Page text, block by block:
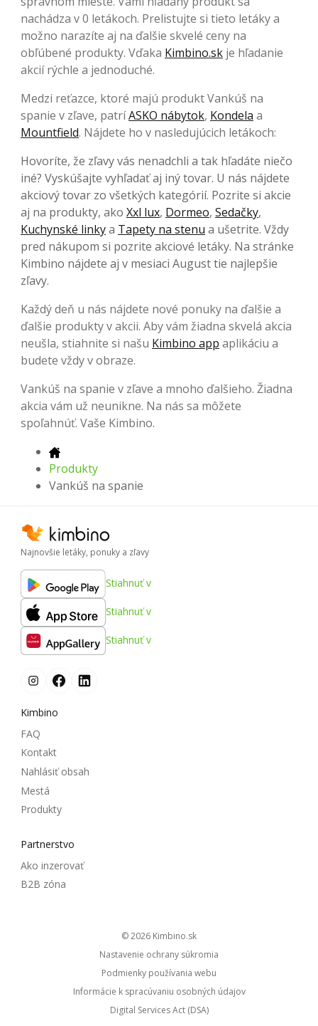
nachádza v 0 letákoch. Prelistujte si tieto letáky a
možno narazíte aj na ďalšie skvelé ceny na
obľúbené produkty. Vďaka Kimbino.sk je hľadanie
akcií rýchle a jednoduché.
Medzi reťazce, ktoré majú produkt Vankúš na
spanie v zľave, patríASKO nábytok, Kondela a
Mountfield. Nájdete ho v nasledujúcich letákoch:
Hovoríte, že zľavy vás nenadchli a tak hľadáte niečo
iné? Vyskúšajte vyhľadať aj iný tovar. U nás nájdete
akciový tovar zo všetkých kategórií. Pozrite si akcie
aj na produkty, ako Xxl lux, Dormeo, Sedačky,
Kuchynské linkya Tapety na stenu a ušetrite. Vždy
pred nákupom si pozrite akciové letáky. Na stránke
Kimbino nájdete aj v mesiaci August tie najlepšie
zľavy.
Každý deň u nás nájdete nové ponuky na ďalšie a
ďalšie produkty v akcii. Aby vám žiadna skvelá akcia
neušla, stiahnite si našu Kimbino app aplikáciu a
budete vždy v obraze.
Vankúš na spanie v zľave a mnoho ďalšieho. Žiadna
akcia vám už neunikne. Na nás sa môžete
spoľahnúť. Vaše Kimbino.
Produkty
Vankúš na spanie
Najnovšie letáky, ponuky a zľavy
Stiahnuť v
Stiahnuť v
Stiahnuť v
Kimbino
FAQ
Kontakt
Nahlásiť obsah
Mestá
Produkty
Partnerstvo
Ako inzerovať
B2B zóna
© 2026
kimbino.sk
Nastavenie ochrany súkromia
Podmienky používania webu
Informácie k spracúvaniu osobných údajov
Digital Services Act (DSA)